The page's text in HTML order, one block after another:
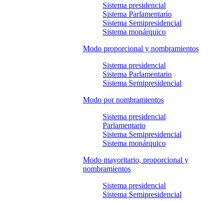
Sistema presidencial
Sistema Parlamentario
Sistema Semipresidencial
Sistema monárquico
Modo proporcional y nombramientos
Sistema presidencial
Sistema Parlamentario
Sistema Semipresidencial
Modo por nombramientos
Sistema presidencial
Parlamentario
Sistema Semipresidencial
Sistema monárquico
Modo mayoritario, proporcional y
nombramientos
Sistema presidencial
Sistema Semipresidencial